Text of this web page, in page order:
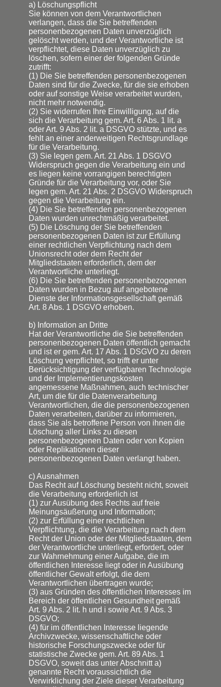
a) Löschungspflicht
Sie können von dem Verantwortlichen
verlangen, dass die Sie betreffenden
personenbezogenen Daten unverzüglich
gelöscht werden, und der Verantwortliche ist
verpflichtet, diese Daten unverzüglich zu
löschen, sofern einer der folgenden Gründe
zutrifft:
(1) Die Sie betreffenden personenbezogenen
Daten sind für die Zwecke, für die sie erhoben
oder auf sonstige Weise verarbeitet wurden,
nicht mehr notwendig.
(2) Sie widerrufen Ihre Einwilligung, auf die
sich die Verarbeitung gem. Art. 6 Abs. 1 lit. a
oder Art. 9 Abs. 2 lit. a DSGVO stützte, und es
fehlt an einer anderweitigen Rechtsgrundlage
für die Verarbeitung.
(3) Sie legen gem. Art. 21 Abs. 1 DSGVO
Widerspruch gegen die Verarbeitung ein und
es liegen keine vorrangigen berechtigten
Gründe für die Verarbeitung vor, oder Sie
legen gem. Art. 21 Abs. 2 DSGVO Widerspruch
gegen die Verarbeitung ein.
(4) Die Sie betreffenden personenbezogenen
Daten wurden unrechtmäßig verarbeitet.
(5) Die Löschung der Sie betreffenden
personenbezogenen Daten ist zur Erfüllung
einer rechtlichen Verpflichtung nach dem
Unionsrecht oder dem Recht der
Mitgliedstaaten erforderlich, dem der
Verantwortliche unterliegt.
(6) Die Sie betreffenden personenbezogenen
Daten wurden in Bezug auf angebotene
Dienste der Informationsgesellschaft gemäß
Art. 8 Abs. 1 DSGVO erhoben.
b) Information an Dritte
Hat der Verantwortliche die Sie betreffenden
personenbezogenen Daten öffentlich gemacht
und ist er gem. Art. 17 Abs. 1 DSGVO zu deren
Löschung verpflichtet, so trifft er unter
Berücksichtigung der verfügbaren Technologie
und der Implementierungskosten
angemessene Maßnahmen, auch technischer
Art, um die für die Datenverarbeitung
Verantwortlichen, die die personenbezogenen
Daten verarbeiten, darüber zu informieren,
dass Sie als betroffene Person von ihnen die
Löschung aller Links zu diesen
personenbezogenen Daten oder von Kopien
oder Replikationen dieser
personenbezogenen Daten verlangt haben.
c) Ausnahmen
Das Recht auf Löschung besteht nicht, soweit
die Verarbeitung erforderlich ist
(1) zur Ausübung des Rechts auf freie
Meinungsäußerung und Information;
(2) zur Erfüllung einer rechtlichen
Verpflichtung, die die Verarbeitung nach dem
Recht der Union oder der Mitgliedstaaten, dem
der Verantwortliche unterliegt, erfordert, oder
zur Wahrnehmung einer Aufgabe, die im
öffentlichen Interesse liegt oder in Ausübung
öffentlicher Gewalt erfolgt, die dem
Verantwortlichen übertragen wurde;
(3) aus Gründen des öffentlichen Interesses im
Bereich der öffentlichen Gesundheit gemäß
Art. 9 Abs. 2 lit. h und i sowie Art. 9 Abs. 3
DSGVO;
(4) für im öffentlichen Interesse liegende
Archivzwecke, wissenschaftliche oder
historische Forschungszwecke oder für
statistische Zwecke gem. Art. 89 Abs. 1
DSGVO, soweit das unter Abschnitt a)
genannte Recht voraussichtlich die
Verwirklichung der Ziele dieser Verarbeitung